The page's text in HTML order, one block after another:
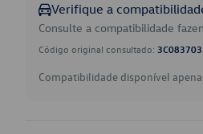
Verifique a
Consulte a compatibilidade
Código original consultado:
Compatibilidade disponível